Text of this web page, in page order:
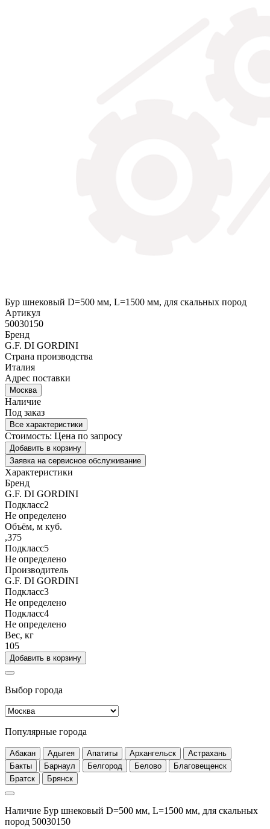
Бур шнековый D=500 мм, L=1500 мм, для скальных пород
Артикул
50030150
Бренд
G.F. DI GORDINI
Страна производства
Италия
Адрес поставки
Москва
Наличие
Под заказ
Все характеристики
Стоимость: Цена по запросу
Добавить в корзину
Заявка на сервисное обслуживание
Характеристики
Бренд
G.F. DI GORDINI
Подкласс2
Не определено
Объём, м куб.
,375
Подкласс5
Не определено
Производитель
G.F. DI GORDINI
Подкласс3
Не определено
Подкласс4
Не определено
Вес, кг
105
Добавить в корзину
Выбор города
Популярные города
Абакан Адыгея Апатиты Архангельск
Астрахань
Бакты
Барнаул Белгород Белово
Благовещенск
Братск
Брянск
Наличие Бур шнековый D=500 мм, L=1500 мм, для скальных
пород 50030150